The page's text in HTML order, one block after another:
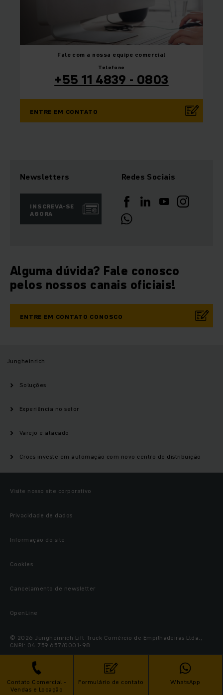
Contato Comercial -
Vendas e Locação
Formulário de contato WhatsApp
Fale com a nossa equipe comercial
Telefone
+55 11 4839 - 0803
ENTRE EM CONTATO
Newsletters
INSCREVA-SE
AGORA
Redes Sociais
Alguma dúvida? Fale conosco
pelos nossos canais oficiais!
ENTRE EM CONTATO CONOSCO
Jungheinrich
Soluções
Experiência no setor
Varejo e atacado
Crocs investe em automação com novo centro de distribuição
Visite nosso site corporativo
Privacidade de dados
Informação do site
Cookies
Cancelamento de newsletter
OpenLine
© 2026 Jungheinrich Lift Truck Comércio de Empilhadeiras Ltda.,
CNPJ: 04.759.657/0001-98